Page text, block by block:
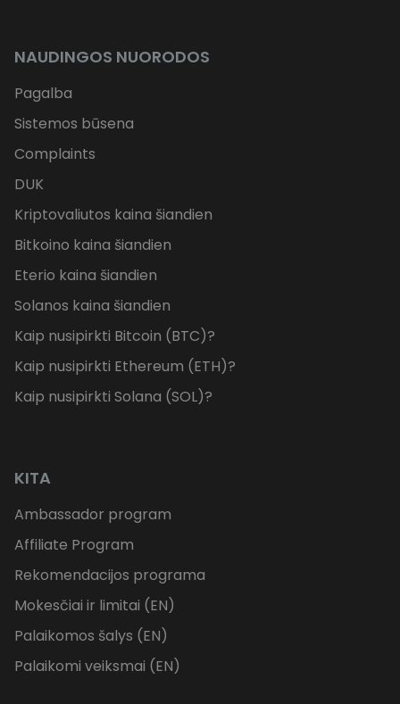
NAUDINGOS NUORODOS
Pagalba
Sistemos būsena
Complaints
DUK
Kriptovaliutos kaina šiandien
Bitkoino kaina šiandien
Eterio kaina šiandien
Solanos kaina šiandien
Kaip nusipirkti Bitcoin (BTC)?
Kaip nusipirkti Ethereum (ETH)?
Kaip nusipirkti Solana (SOL)?
KITA
Ambassador program
Affiliate Program
Rekomendacijos programa
Mokesčiai ir limitai (EN)
Palaikomos šalys (EN)
Palaikomi veiksmai (EN)